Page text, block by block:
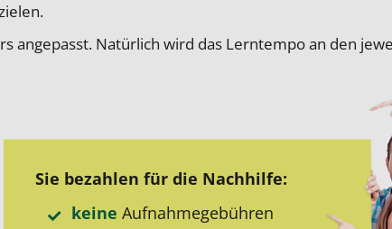
angepasst. Natürlich wird das Lerntempo an den
Sie bezahlen für die Nachhilfe:
keine Aufnahme­gebühren